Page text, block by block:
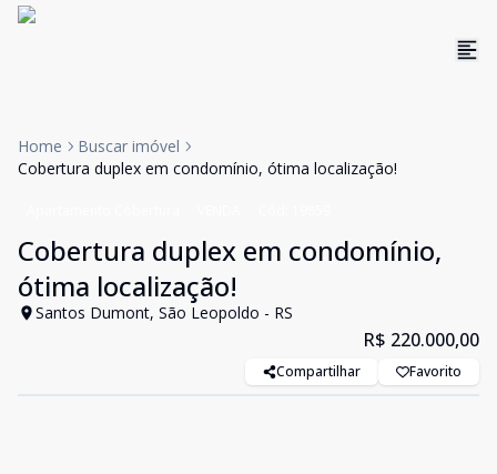
Home
Buscar imóvel
Cobertura duplex em condomínio, ótima localização!
Cobertura duplex em condomínio,
ótima localização!
Santos Dumont, São Leopoldo - RS
R$ 220.000,00
Compartilhar Favorito